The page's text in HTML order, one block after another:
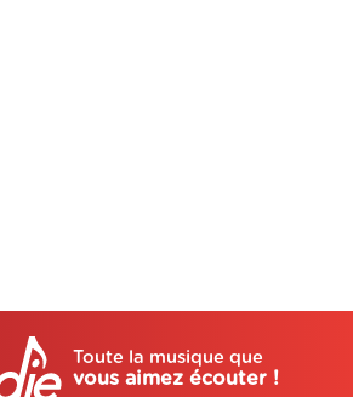
Toute la musique que
vous aimez écouter !